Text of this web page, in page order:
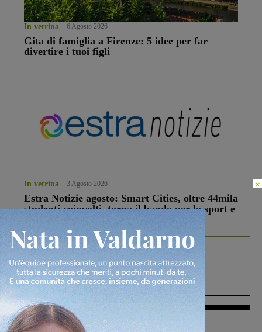
In vetrina 6 Agosto 2026
Gita di famiglia a Firenze: 5 idee per far
divertire i tuoi figli
In vetrina 3 Agosto 2026
Estra Notizie agosto: Smart Cities, oltre 44mila
studenti coinvolti, torna il bando per lo sport e
Più lette
Figline Incisa Valdarno 1 Agosto 2026
×